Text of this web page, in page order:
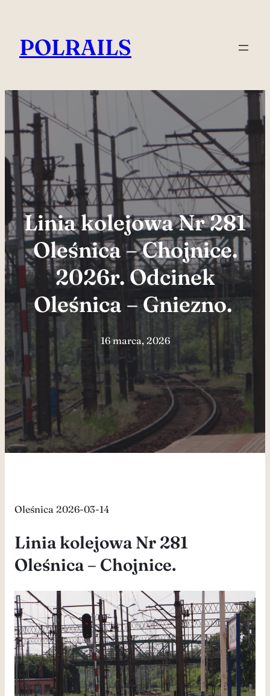
treściPOLRAILS
Linia kolejowa Nr 281
Oleśnica – Chojnice.
2026r. Odcinek
Oleśnica – Gniezno.
16 marca, 2026
Oleśnica 2026-03-14
Linia kolejowa Nr 281
Oleśnica – Chojnice.